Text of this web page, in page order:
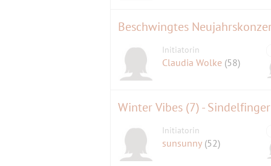
Beschwingtes
Initiatorin
Claudia Wolke (58)
Winter Vibes (7) -
Initiatorin
sunsunny (52)